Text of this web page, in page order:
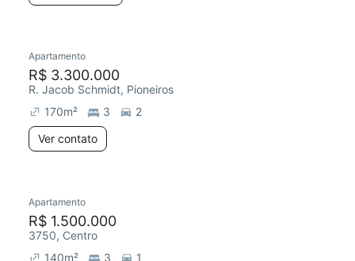
Apartamento
R$ 3.300.000
R. Jacob Schmidt, Pioneiros
170m² 3
2
Ver contato
Apartamento
R$ 1.500.000
3750, Centro
140m² 3 1